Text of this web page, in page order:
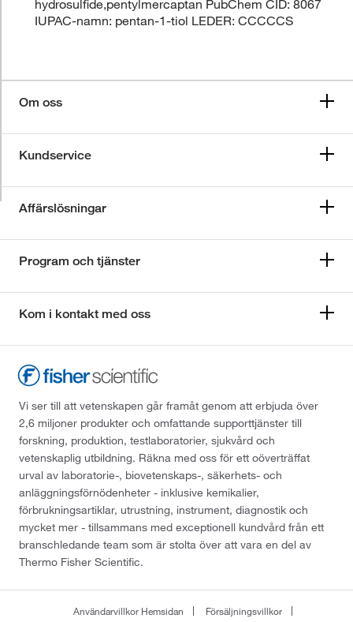
hydrosulfide,pentylmercaptan PubChem CID: 8067
IUPAC-namn: pentan-1-tiol LEDER: CCCCCS
Om oss
Kundservice
Affärslösningar
Program och tjänster
Kom i kontakt med oss
Vi ser till att vetenskapen går framåt genom att erbjuda över
2,6 miljoner produkter och omfattande supporttjänster till
forskning, produktion, testlaboratorier, sjukvård och
vetenskaplig utbildning. Räkna med oss för ett oöverträffat
urval av laboratorie-, biovetenskaps-, säkerhets- och
anläggningsförnödenheter - inklusive kemikalier,
förbrukningsartiklar, utrustning, instrument, diagnostik och
mycket mer - tillsammans med exceptionell kundvård från ett
branschledande team som är stolta över att vara en del av
Thermo Fisher Scientific.
Användarvillkor Hemsidan
Försäljningsvillkor